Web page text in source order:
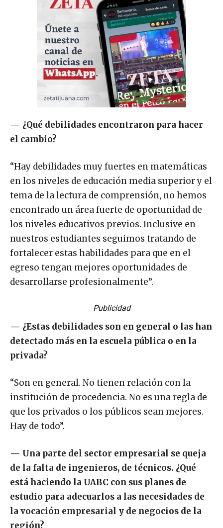
— ¿Qué debilidades encontraron para hacer
el cambio?
“Hay debilidades muy fuertes en matemáticas
en los niveles de educación media superior y el
tema de la lectura de comprensión, no hemos
encontrado un área fuerte de oportunidad de
los niveles educativos previos. Inclusive en
nuestros estudiantes seguimos tratando de
fortalecer estas habilidades para que en el
egreso tengan mejores oportunidades de
desarrollarse profesionalmente”.
Publicidad
— ¿Estas debilidades son en general o las han
detectado más en la escuela pública o en la
privada?
“Son en general. No tienen relación con la
institución de procedencia. No es una regla de
que los privados o los públicos sean mejores.
Hay de todo”.
— Una parte del sector empresarial se queja
de la falta de ingenieros, de técnicos. ¿Qué
está haciendo la UABC con sus planes de
estudio para adecuarlos a las necesidades de
la vocación empresarial y de negocios de la
región?